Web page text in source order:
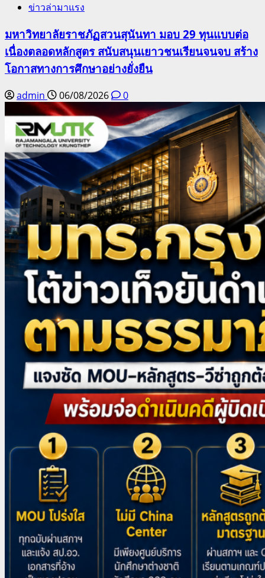
ข่าวล่ามาแรง
มหาวิทยาลัยราชภัฏสวนสุนันทา มอบ 29 ทุนแบบต่อ
เนื่องตลอดหลักสูตร สนับสนุนเยาวชนเรียนจนจบ สร้าง
โอกาสทางการศึกษาอย่างยั่งยืน
admin 06/08/2026 0